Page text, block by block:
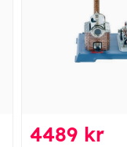
4489 kr